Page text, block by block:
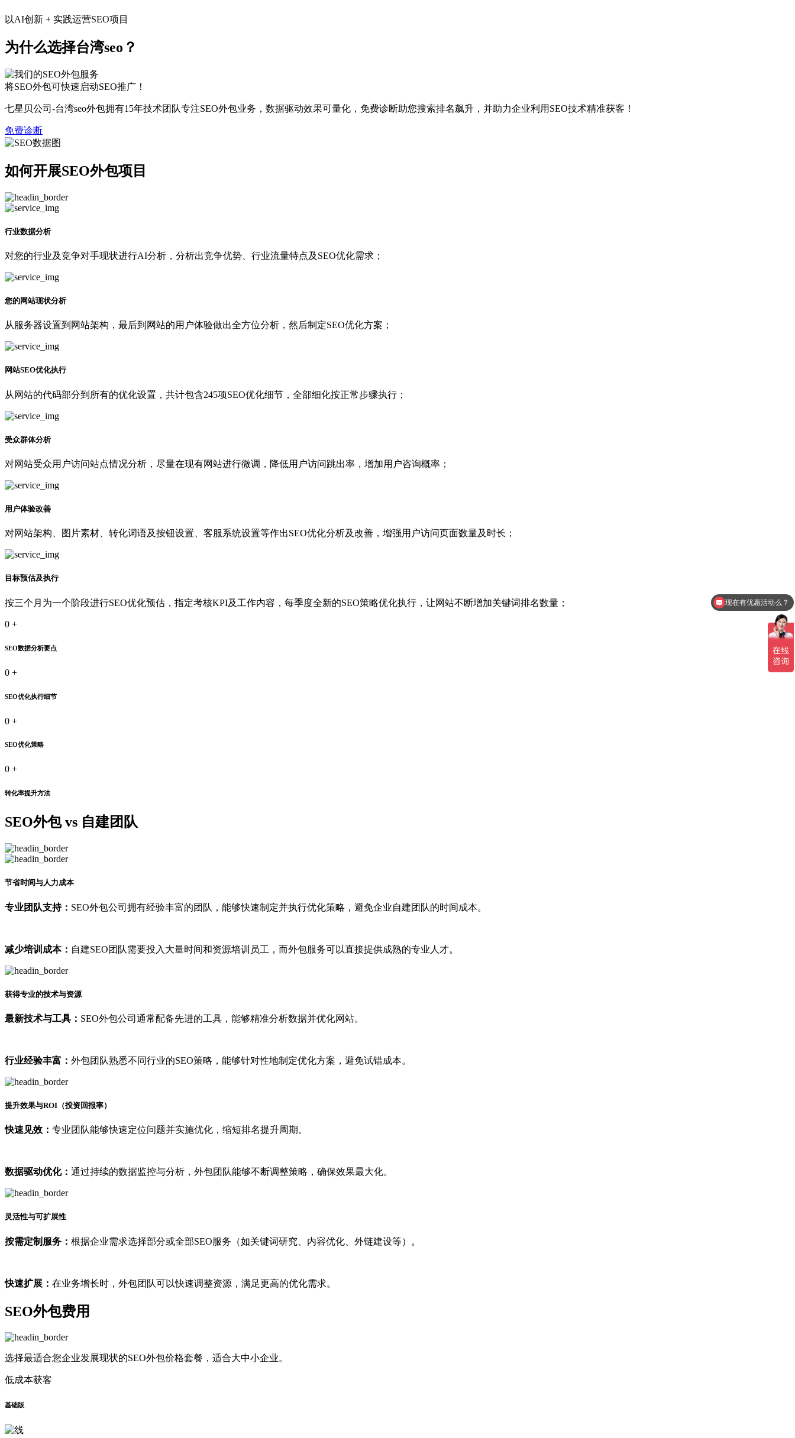
以AI创新 + 实践运营SEO项目
为什么选择台湾seo？
将SEO外包可快速启动SEO推广！
七星贝公司-台湾seo外包拥有15年技术团队专注SEO外包业务，数据驱动效果可量化，免费诊断助您搜索排名飙升，并助力企业利用SEO技术精准获客！
免费诊断
如何开展SEO外包项目
行业数据分析
对您的行业及竞争对手现状进行AI分析，分析出竞争优势、行业流量特点及SEO优化需求；
您的网站现状分析
从服务器设置到网站架构，最后到网站的用户体验做出全方位分析，然后制定SEO优化方案；
网站SEO优化执行
从网站的代码部分到所有的优化设置，共计包含245项SEO优化细节，全部细化按正常步骤执行；
受众群体分析
对网站受众用户访问站点情况分析，尽量在现有网站进行微调，降低用户访问跳出率，增加用户咨询概率；
用户体验改善
对网站架构、图片素材、转化词语及按钮设置、客服系统设置等作出SEO优化分析及改善，增强用户访问页面数量及时长；
目标预估及执行
按三个月为一个阶段进行SEO优化预估，指定考核KPI及工作内容，每季度全新的SEO策略优化执行，让网站不断增加关键词排名数量；
0 +
SEO数据分析要点
0 +
SEO优化执行细节
0 +
SEO优化策略
0 +
转化率提升方法
SEO外包 vs 自建团队
节省时间与人力成本
专业团队支持： SEO外包公司拥有经验丰富的团队，能够快速制定并执行优化策略，避免企业自建团队的时间成本。
减少培训成本： 自建SEO团队需要投入大量时间和资源培训员工，而外包服务可以直接提供成熟的专业人才。
获得专业的技术与资源
最新技术与工具： SEO外包公司通常配备先进的工具，能够精准分析数据并优化网站。
行业经验丰富： 外包团队熟悉不同行业的SEO策略，能够针对性地制定优化方案，避免试错成本。
提升效果与ROI（投资回报率）
快速见效： 专业团队能够快速定位问题并实施优化，缩短排名提升周期。
数据驱动优化： 通过持续的数据监控与分析，外包团队能够不断调整策略，确保效果最大化。
灵活性与可扩展性
按需定制服务： 根据企业需求选择部分或全部SEO服务（如关键词研究、内容优化、外链建设等）。
快速扩展： 在业务增长时，外包团队可以快速调整资源，满足更高的优化需求。
SEO外包费用
选择最适合您企业发展现状的SEO外包价格套餐，适合大中小企业。
低成本获客
基础版
可以介绍下你们的产品么？